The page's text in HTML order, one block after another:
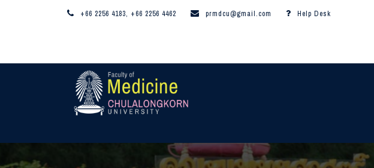
+66 2256 4183, +66 2256 4462 prmdcu@gmail.com Help Desk